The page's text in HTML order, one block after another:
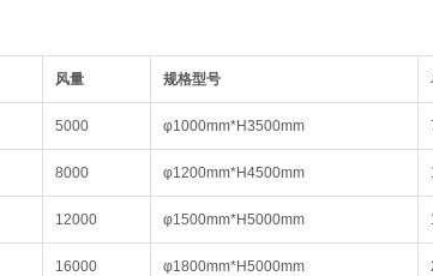
风量 规格型号
5000 φ1000mm*H3500mm
8000 φ1200mm*H4500mm
12000 φ1500mm*H5000mm
16000 φ1800mm*H5000mm